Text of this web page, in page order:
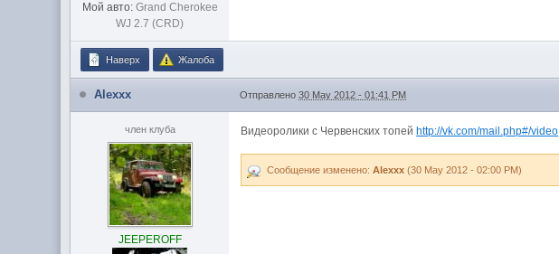
Мой авто: Grand Cherokee
WJ 2.7 (CRD)
Наверх Жалоба
Alexxx Отправлено30 May 2012 - 01:41 PM
член клуба
JEEPEROFF
Видеоролики с Червенских топей http://vk.com/mail.php#/video
Сообщение изменено:Alexxx (30 May 2012 - 02:00 PM)